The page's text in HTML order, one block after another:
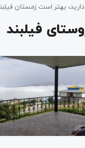
بهتر است زمستان
فیلبند